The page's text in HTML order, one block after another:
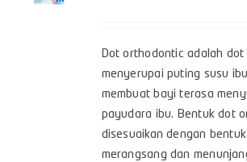
Dot orthodontic adalah
menyerupai puting susu
membuat bayi terasa
payudara ibu. Bentuk dot
disesuaikan dengan
merangsang dan